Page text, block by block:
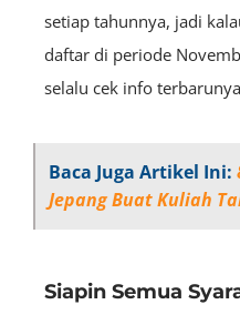
setiap tahunnya, jadi
daftar di periode
selalu cek info
Baca Juga Artikel Ini:
Jepang Buat Kuliah
Siapin Semua